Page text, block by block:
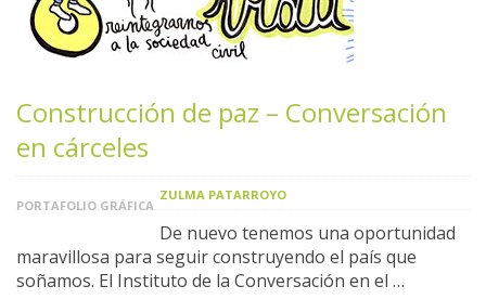
Construcción de paz – Conversación
en cárceles
PORTAFOLIO GRÁFICA
ZULMA PATARROYO
De nuevo tenemos una oportunidad
maravillosa para seguir construyendo el país que
soñamos. El Instituto de la Conversación en el …